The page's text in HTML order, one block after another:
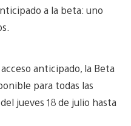
a la beta: uno
anticipado, la Beta
para todas las
jueves 18 de julio hasta